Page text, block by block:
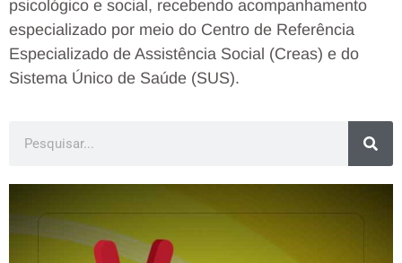
psicológico e social, recebendo acompanhamento
especializado por meio do Centro de Referência
Especializado de Assistência Social (Creas) e do
Sistema Único de Saúde (SUS).